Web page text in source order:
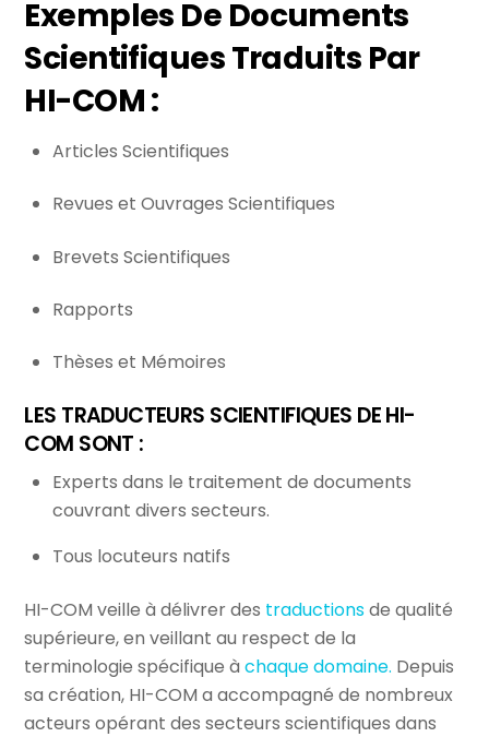
Exemples De Documents
Scientifiques Traduits Par
HI-COM :
Articles Scientifiques
Revues et Ouvrages Scientifiques
Brevets Scientifiques
Rapports
Thèses et Mémoires
LES TRADUCTEURS SCIENTIFIQUES DE HI-
COM SONT :
Experts dans le traitement de documents
couvrant divers secteurs.
Tous locuteurs natifs
HI-COM veille à délivrer des traductionsde qualité
supérieure, en veillant au respect de la
terminologie spécifique à chaque domaine. Depuis
sa création, HI-COM a accompagné de nombreux
acteurs opérant des secteurs scientifiques dans